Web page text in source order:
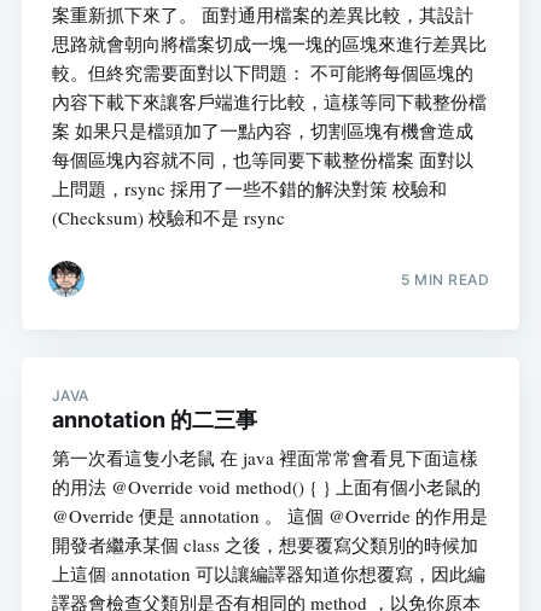
案重新抓下來了。 面對通用檔案的差異比較，其設計
思路就會朝向將檔案切成一塊一塊的區塊來進行差異比
較。但終究需要面對以下問題： 不可能將每個區塊的
內容下載下來讓客戶端進行比較，這樣等同下載整份檔
案 如果只是檔頭加了一點內容，切割區塊有機會造成
每個區塊內容就不同，也等同要下載整份檔案 面對以
上問題，rsync 採用了一些不錯的解決對策 校驗和
(Checksum) 校驗和不是 rsync
5 MIN READ
JAVA
annotation 的二三事
第一次看這隻小老鼠 在 java 裡面常常會看見下面這樣
的用法 @Override void method() { } 上面有個小老鼠的
@Override 便是 annotation 。 這個 @Override 的作用是
開發者繼承某個 class 之後，想要覆寫父類別的時候加
上這個 annotation 可以讓編譯器知道你想覆寫，因此編
譯器會檢查父類別是否有相同的 method ，以免你原本